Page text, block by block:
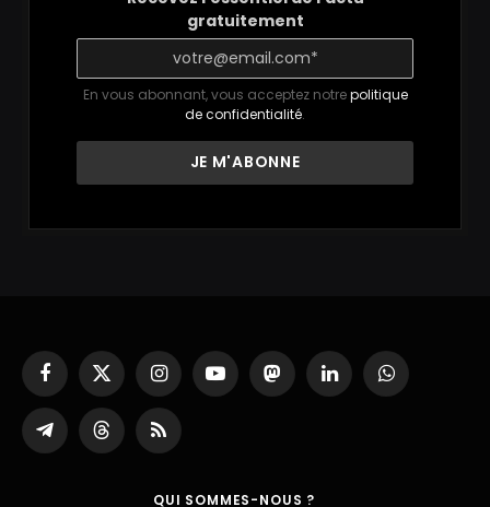
gratuitement
En vous abonnant, vous acceptez notrepolitique
de confidentialité.
Facebook
X
(Twitter)
InstagramYouTubeMastodonLinkedInWhatsApp
Partager
sur
ThreadsRSS
QUI SOMMES-NOUS ?